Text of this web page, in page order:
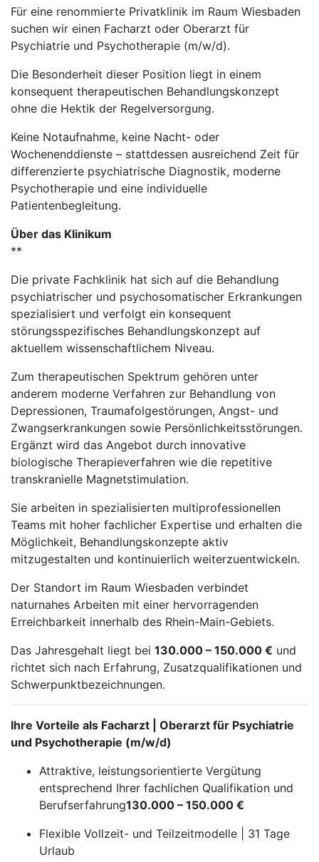
Für eine renommierte Privatklinik im Raum Wiesbaden
suchen wir einen Facharzt oder Oberarzt für
Psychiatrie und Psychotherapie (m/w/d).
Die Besonderheit dieser Position liegt in einem
konsequent therapeutischen Behandlungskonzept
ohne die Hektik der Regelversorgung.
Keine Notaufnahme, keine Nacht- oder
Wochenenddienste – stattdessen ausreichend Zeit für
differenzierte psychiatrische Diagnostik, moderne
Psychotherapie und eine individuelle
Patientenbegleitung.
Über das Klinikum
**
Die private Fachklinik hat sich auf die Behandlung
psychiatrischer und psychosomatischer Erkrankungen
spezialisiert und verfolgt ein konsequent
störungsspezifisches Behandlungskonzept auf
aktuellem wissenschaftlichem Niveau.
Zum therapeutischen Spektrum gehören unter
anderem moderne Verfahren zur Behandlung von
Depressionen, Traumafolgestörungen, Angst- und
Zwangserkrankungen sowie Persönlichkeitsstörungen.
Ergänzt wird das Angebot durch innovative
biologische Therapieverfahren wie die repetitive
transkranielle Magnetstimulation.
Sie arbeiten in spezialisierten multiprofessionellen
Teams mit hoher fachlicher Expertise und erhalten die
Möglichkeit, Behandlungskonzepte aktiv
mitzugestalten und kontinuierlich weiterzuentwickeln.
Der Standort im Raum Wiesbaden verbindet
naturnahes Arbeiten mit einer hervorragenden
Erreichbarkeit innerhalb des Rhein-Main-Gebiets.
Das Jahresgehalt liegt bei 130.000 – 150.000 € und
richtet sich nach Erfahrung, Zusatzqualifikationen und
Schwerpunktbezeichnungen.
Ihre Vorteile als Facharzt | Oberarzt für Psychiatrie
und Psychotherapie (m/w/d)
Attraktive, leistungsorientierte Vergütung
entsprechend Ihrer fachlichen Qualifikation und
Berufserfahrung130.000 – 150.000 €
Flexible Vollzeit- und Teilzeitmodelle | 31 Tage
Urlaub